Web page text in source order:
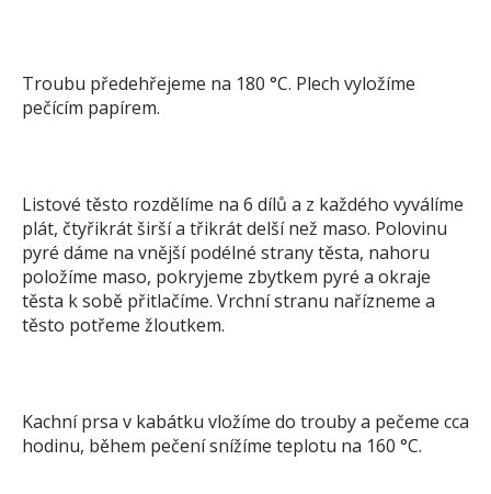
Troubu předehřejeme na 180 °C. Plech vyložíme
pečícím papírem.
Listové těsto rozdělíme na 6 dílů a z každého vyválíme
plát, čtyřikrát širší a třikrát delší než maso. Polovinu
pyré dáme na vnější podélné strany těsta, nahoru
položíme maso, pokryjeme zbytkem pyré a okraje
těsta k sobě přitlačíme. Vrchní stranu nařízneme a
těsto potřeme žloutkem.
Kachní prsa v kabátku vložíme do trouby a pečeme cca
hodinu, během pečení snížíme teplotu na 160 °C.